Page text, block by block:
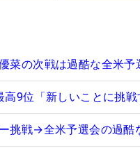
菜の次戦は過酷な全米予
9位「新しいことに挑戦
挑戦→全米予選会の過酷